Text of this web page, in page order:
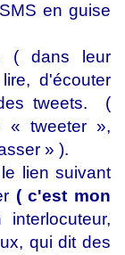
en guise
( dans leur
d'écouter
tweets. (
« tweeter »,
» ).
lien suivant
( c'est mon
qui dit des